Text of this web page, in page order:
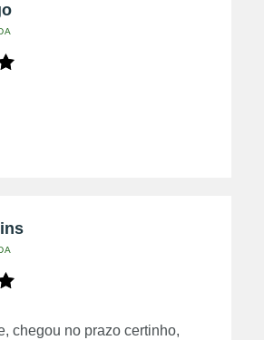
chegou no prazo certinho,